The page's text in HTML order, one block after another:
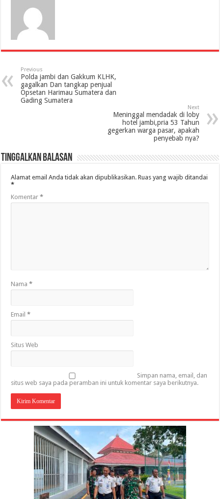
Previous
Polda jambi dan Gakkum KLHK,
gagalkan Dan tangkap penjual
Opsetan Harimau Sumatera dan
Gading Sumatera
Next
Meninggal mendadak di loby
hotel jambi,pria 53 Tahun
gegerkan warga pasar, apakah
penyebab nya?
Tinggalkan Balasan
Alamat email Anda tidak akan dipublikasikan. Ruas yang wajib ditandai
*
Komentar*
Nama*
Email*
Situs Web
Simpan nama, email, dan
situs web saya pada peramban ini untuk komentar saya berikutnya.